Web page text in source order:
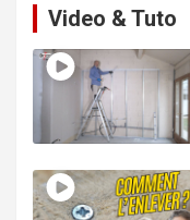
Video & Tuto